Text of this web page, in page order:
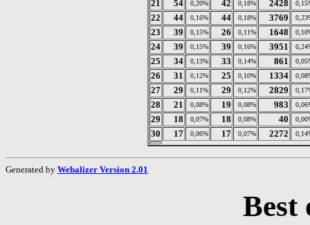
21 54 0,20% 42 0,18% 2428
22 44 0,16% 44 0,18% 3769
23 39 0,15% 26 0,11% 1648
24 39 0,15% 39 0,16% 3951
25 34 0,13% 33 0,14% 861
26 31 0,12% 25 0,10% 1334
27 29 0,11% 29 0,12% 2829
28 21 0,08% 19 0,08% 983
29 18 0,07% 18 0,08% 40
30 17 0,06% 17 0,07% 2272
Generated by Webalizer Version 2.01
Best